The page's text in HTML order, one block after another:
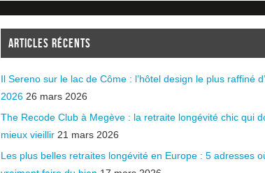
ARTICLES RÉCENTS
Il Sereno sur le lac de Côme : l’hôtel design le plus raffiné
2026 26 mars 2026
The Recode Club à Megève : la retraite longévité chic qui
mieux vieillir 21 mars 2026
Les plus belles retraites longévité en Europe : 5 adresses